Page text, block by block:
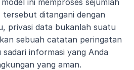
ditangani dengan
privasi data bukanlah suatu
sebuah catatan peringatan
sadari informasi yang Anda
yang aman.